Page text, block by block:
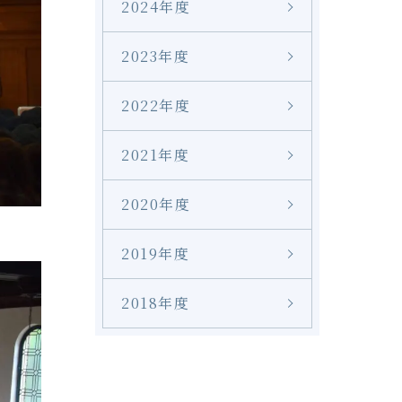
2024年度
2023年度
2022年度
2021年度
2020年度
2019年度
2018年度